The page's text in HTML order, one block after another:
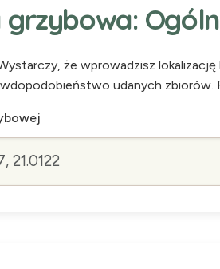
grzybowa:
że wprowadzisz
udanych